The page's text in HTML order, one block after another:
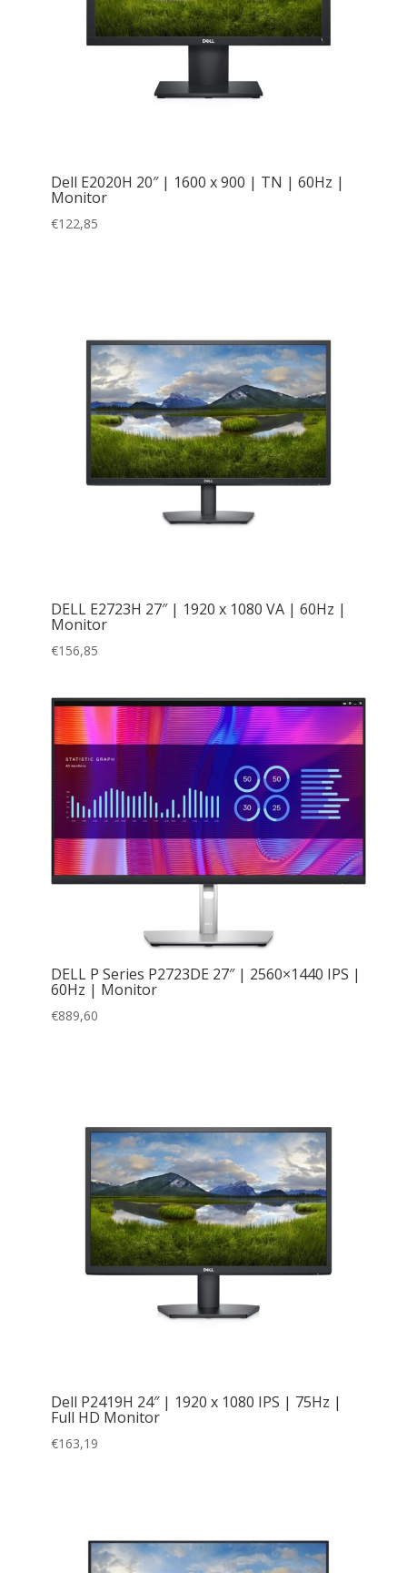
Dell E2020H 20″ | 1600 x 900 | TN | 60Hz |
Monitor
€122,85
DELL E2723H 27″ | 1920 x 1080 VA | 60Hz |
Monitor
€156,85
DELL P Series P2723DE 27″ | 2560×1440 IPS |
60Hz | Monitor
€889,60
Dell P2419H 24″ | 1920 x 1080 IPS | 75Hz |
Full HD Monitor
€163,19